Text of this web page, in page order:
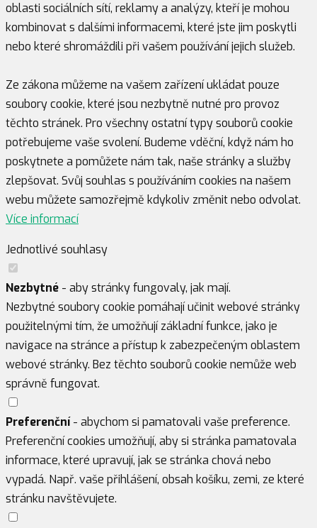
oblasti sociálních sítí, reklamy a analýzy, kteří je mohou
kombinovat s dalšími informacemi, které jste jim poskytli
nebo které shromáždili při vašem používání jejich služeb.
Ze zákona můžeme na vašem zařízení ukládat pouze
soubory cookie, které jsou nezbytně nutné pro provoz
těchto stránek. Pro všechny ostatní typy souborů cookie
potřebujeme vaše svolení. Budeme vděční, když nám ho
poskytnete a pomůžete nám tak, naše stránky a služby
zlepšovat. Svůj souhlas s používáním cookies na našem
webu můžete samozřejmě kdykoliv změnit nebo odvolat.
Více informací
Jednotlivé souhlasy
Nezbytné - aby stránky fungovaly, jak mají.
Nezbytné soubory cookie pomáhají učinit webové stránky
použitelnými tím, že umožňují základní funkce, jako je
navigace na stránce a přístup k zabezpečeným oblastem
webové stránky. Bez těchto souborů cookie nemůže web
správně fungovat.
Preferenční- abychom si pamatovali vaše preference.
Preferenční cookies umožňují, aby si stránka pamatovala
informace, které upravují, jak se stránka chová nebo
vypadá. Např. vaše přihlášení, obsah košíku, zemi, ze které
stránku navštěvujete.